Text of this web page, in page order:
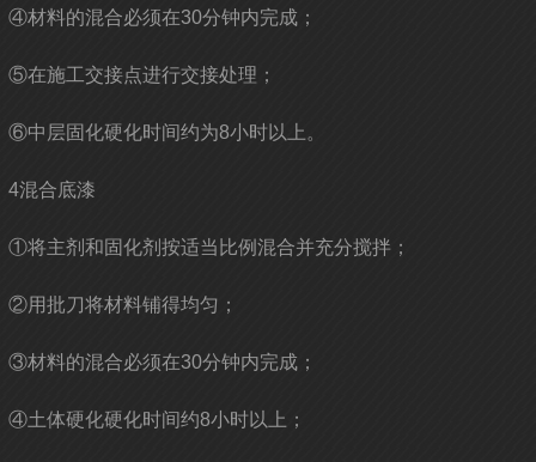
④材料的混合必须在30分钟内完成；
⑤在施工交接点进行交接处理；
⑥中层固化硬化时间约为8小时以上。
4混合底漆
①将主剂和固化剂按适当比例混合并充分搅拌；
②用批刀将材料铺得均匀；
③材料的混合必须在30分钟内完成；
④土体硬化硬化时间约8小时以上；